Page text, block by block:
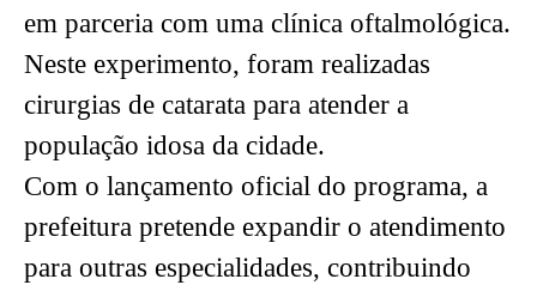
em parceria com uma clínica oftalmológica.
Neste experimento, foram realizadas
cirurgias de catarata para atender a
população idosa da cidade.
Com o lançamento oficial do programa, a
prefeitura pretende expandir o atendimento
para outras especialidades, contribuindo